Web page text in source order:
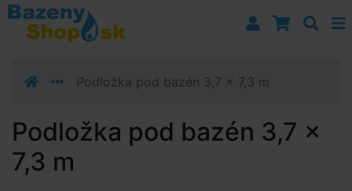
Prejsť k navigácii
Prejsť na obsah
Prejsť k bočnému stĺpci
Podložka pod bazén 3,7 x 7,3 m
Podložka pod bazén 3,7 x
7,3 m